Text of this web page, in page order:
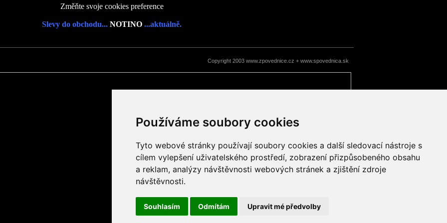
Používáme soubory cookies
Tyto webové stránky používají soubory cookies a další sledovací nástroje s
cílem vylepšení uživatelského prostředí, zobrazení přizpůsobeného obsahu
a reklam, analýzy návštěvnosti webových stránek a zjištění zdroje
návštěvnosti.
Souhlasím Odmítám Upravit mé předvolby
Změňte svoje cookies preference
Slevy do obchodu... NOTINO ...aktuálně.
Copyright 2003 www.zpovednice.cz + www.spovednica.sk